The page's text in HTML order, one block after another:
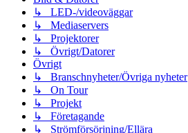
↳ LED-/videoväggar
↳ Mediaservers
↳ Projektorer
↳ Övrigt/Datorer
Övrigt
↳ Branschnyheter/Övriga nyheter
↳ On Tour
↳ Projekt
↳ Företagande
↳ Strömförsörjning/Ellära